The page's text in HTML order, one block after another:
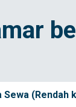
Sewa (Rendah